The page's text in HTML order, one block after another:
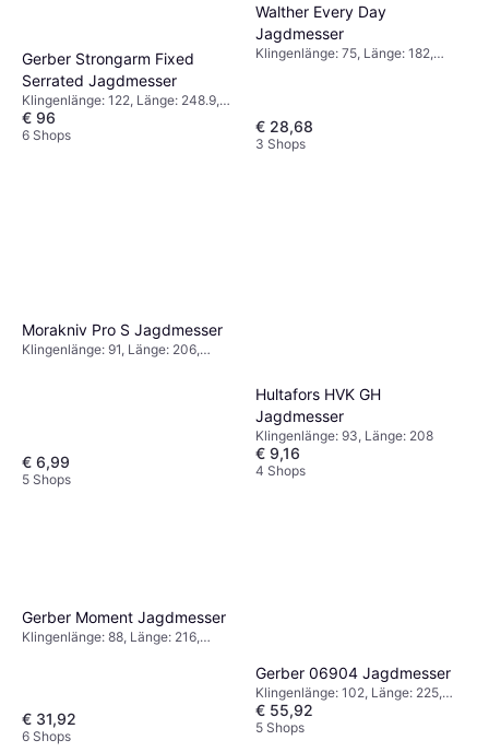
Gerber Strongarm Fixed
Serrated Jagdmesser
Klingenlänge: 122, Länge: 248.9,
Gewicht: 204
€ 96
6 Shops
Walther Every Day
Jagdmesser
Klingenlänge: 75, Länge: 182,
€ 28,68
3 Shops
Morakniv Pro S Jagdmesser
Klingenlänge: 91, Länge: 206,
€ 6,99
5 Shops
Hultafors HVK GH
Jagdmesser
Klingenlänge: 93, Länge: 208
€ 9,16
4 Shops
Gerber Moment Jagdmesser
Klingenlänge: 88, Länge: 216,
€ 31,92
6 Shops
Gerber 06904 Jagdmesser
Klingenlänge: 102, Länge: 225,
Gewicht: 108
€ 55,92
5 Shops